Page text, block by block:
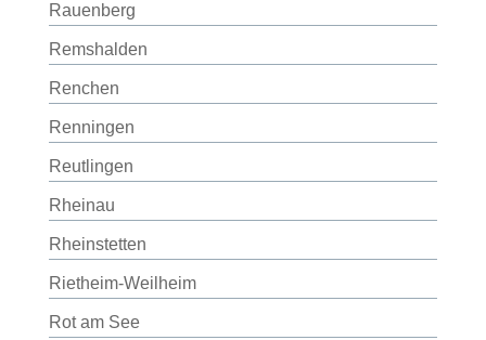
Rauenberg
Remshalden
Renchen
Renningen
Reutlingen
Rheinau
Rheinstetten
Rietheim-Weilheim
Rot am See